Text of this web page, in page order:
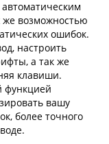
же возможностью
ошибок.
настроить
а так же
клавиши.
функцией
вашу
более точного